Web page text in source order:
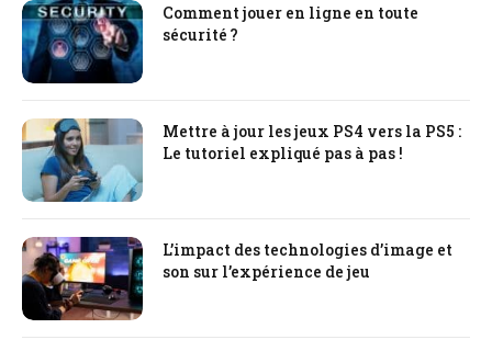
Comment jouer en ligne en toute
sécurité ?
Mettre à jour les jeux PS4 vers la PS5 :
Le tutoriel expliqué pas à pas !
L’impact des technologies d’image et
son sur l’expérience de jeu